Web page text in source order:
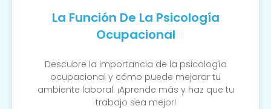
La Función De La Psicología
Ocupacional
Descubre la importancia de la psicología
ocupacional y cómo puede mejorar tu
ambiente laboral. ¡Aprende más y haz que tu
trabajo sea mejor!